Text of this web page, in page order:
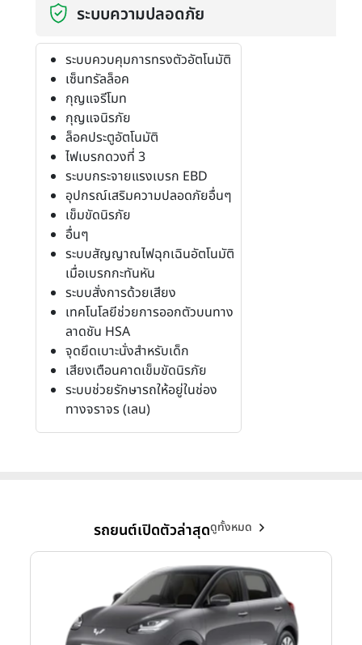
ระบบความปลอดภัย
ระบบควบคุมการทรงตัวอัตโนมัติ
เซ็นทรัลล็อค
กุญแจรีโมท
กุญแจนิรภัย
ล็อคประตูอัตโนมัติ
ไฟเบรกดวงที่ 3
ระบบกระจายแรงเบรก EBD
อุปกรณ์เสริมความปลอดภัยอื่นๆ
เข็มขัดนิรภัย
อื่นๆ
ระบบสัญญาณไฟฉุกเฉินอัตโนมัติ
เมื่อเบรกกะทันหัน
ระบบสั่งการด้วยเสียง
เทคโนโลยีช่วยการออกตัวบนทาง
ลาดชัน HSA
จุดยึดเบาะนั่งสำหรับเด็ก
เสียงเตือนคาดเข็มขัดนิรภัย
ระบบช่วยรักษารถให้อยู่ในช่อง
ทางจราจร (เลน)
รถยนต์เปิดตัวล่าสุดดูทั้งหมด